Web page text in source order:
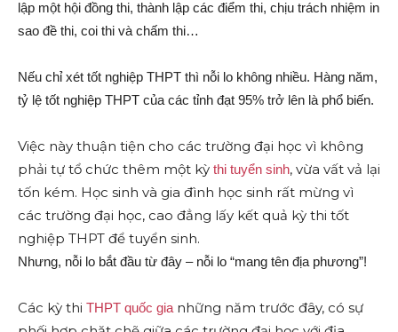
lập một hội đồng thi, thành lập các điểm thi, chịu trách nhiệm in
sao đề thi, coi thi và chấm thi…
Nếu chỉ xét tốt nghiệp THPT thì nỗi lo không nhiều. Hàng năm,
tỷ lệ tốt nghiệp THPT của các tỉnh đạt 95% trở lên là phổ biến.
Việc này thuận tiện cho các trường đại học vì không
phải tự tổ chức thêm một kỳ thi tuyển sinh, vừa vất vả lại
tốn kém. Học sinh và gia đình học sinh rất mừng vì
các trường đại học, cao đẳng lấy kết quả kỳ thi tốt
nghiệp THPT để tuyển sinh.
Nhưng, nỗi lo bắt đầu từ đây – nỗi lo “mang tên địa phương”!
Các kỳ thi THPT quốc gianhững năm trước đây, có sự